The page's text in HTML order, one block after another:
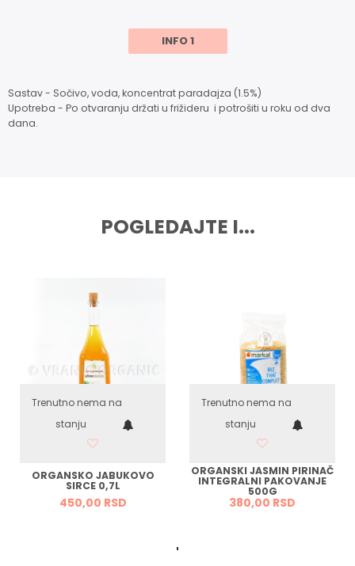
INFO 1
Sastav - Sočivo, voda, koncentrat paradajza (1.5%)
Upotreba - Po otvaranju držati u frižideru i potrošiti u roku od dva
dana.
POGLEDAJTE I...
Trenutno nema na
stanju
ORGANSKO JABUKOVO
SIRCE 0,7L
450,00 RSD
Trenutno nema na
stanju
ORGANSKI JASMIN PIRINAČ
INTEGRALNI PAKOVANJE
500G
380,00 RSD